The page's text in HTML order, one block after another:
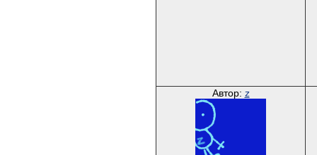
Автор: z